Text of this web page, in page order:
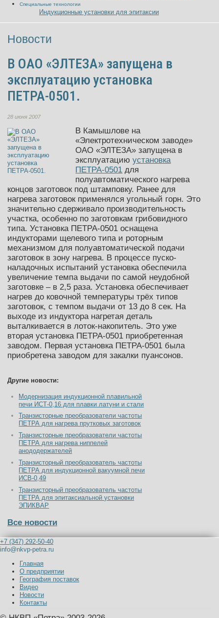
Специальные технологии
Индукционные установки для эпитаксии
Новости
В ОАО «ЭЛТЕЗА» запущена в
эксплуатацию установка
ПЕТРА-0501.
28 июня 2007
В Камышлове на
«Электротехническом заводе»
ОАО «ЭЛТЕЗА» запущена в
эксплуатациюустановка
ПЕТРА-0501 для
полуавтоматического нагрева
концов заготовок под штамповку. Ранее для
нагрева заготовок применялся угольный горн. Это
значительно сдерживало производительность
участка, особенно по заготовкам грибовидного
типа. Установка ПЕТРА-0501 оснащена
индукторами щелевого типа и роторным
механизмом для полуавтоматической подачи
заготовок в зону нагрева. В процессе пуско-
наладочных испытаний установка обеспечила
увеличение темпа выдачи по самой неудобной
заготовке – в 2,5 раза. Установка обеспечивает
нагрев до ковочной температуры трёх типов
заготовок, с темпом выдачи от 13 до 8 сек. На
выходе из индуктора нагретая деталь
выталкивается в лоток-накопитель. Это уже
вторая установка ПЕТРА-0501 приобретенная
заводом. Первая установка ПЕТРА-0501 была
приобретена заводом для закалки пуансонов.
Другие новости:
Модернизация индукционной плавильной
печи ИСТ-0,16 для плавки латуни и стали
Транзисторные преобразователи частоты
ПЕТРА для нагрева прутковых заготовок
Транзисторные преобразователи частоты
ПЕТРА для нагрева ниппелей
анододержателей
Транзисторный преобразователь частоты
ПЕТРА для индукционной вакуумной печи
ИСВ-0,49
Транзисторный преобразователь частоты
ПЕТРА для эпитаксиальной установки
ЭПИКВАР
Все новости
+7 (347) 292-50-40
info@nkvp-petra.ru
Главная
О предприятии
География поставок
Видео
Новости
Контакты